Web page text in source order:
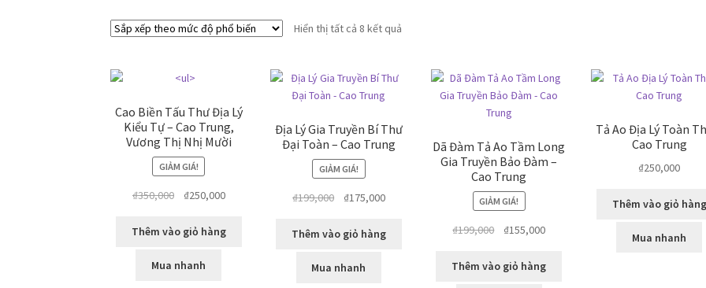
Hiển thị tất cả 8 kết quả
phổ
Cao Biền Tấu Thư Địa Lý
Kiểu Tự – Cao Trung,
Vương Thị Nhị Mười
GIẢM GIÁ!
₫350,000
Giá
là:
₫250,000Giá
tại
Thêm vào giỏ hàng
Mua nhanh
Địa Lý Gia Truyền Bí Thư
Đại Toàn – Cao Trung
GIẢM GIÁ!
₫199,000
Giá
là:
₫175,000Giá
tại
Thêm vào giỏ hàng
Mua nhanh
Dã Đàm Tả Ao Tầm Long
Gia Truyền Bảo Đàm –
Cao Trung
GIẢM GIÁ!
₫199,000
Giá
là:
₫155,000Giá
tại
Thêm vào giỏ hàng
Tả Ao Địa Lý Toàn
Cao Trung
₫250,000
Thêm vào giỏ hàng
Mua nhanh